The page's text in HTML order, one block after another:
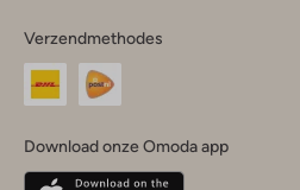
je
land
Nederland
Belgique(Français)
Verzendmethodes
Download onze Omoda app